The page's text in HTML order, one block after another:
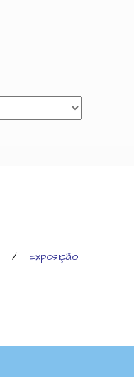
/ Exposição